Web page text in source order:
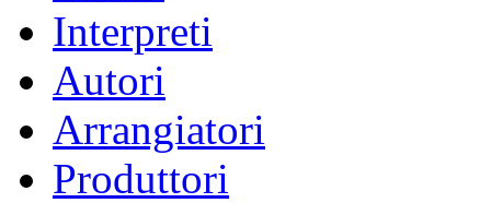
Interpreti
Autori
Arrangiatori
Produttori